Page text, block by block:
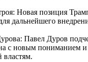
Новая позиция
дальнейшего
Павел Дуров
с новым пониманием и
властям.